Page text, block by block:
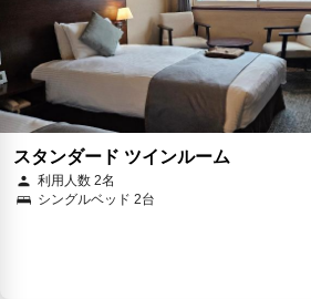
スタンダード ツインルーム
利用人数 2名
シングルベッド 2台